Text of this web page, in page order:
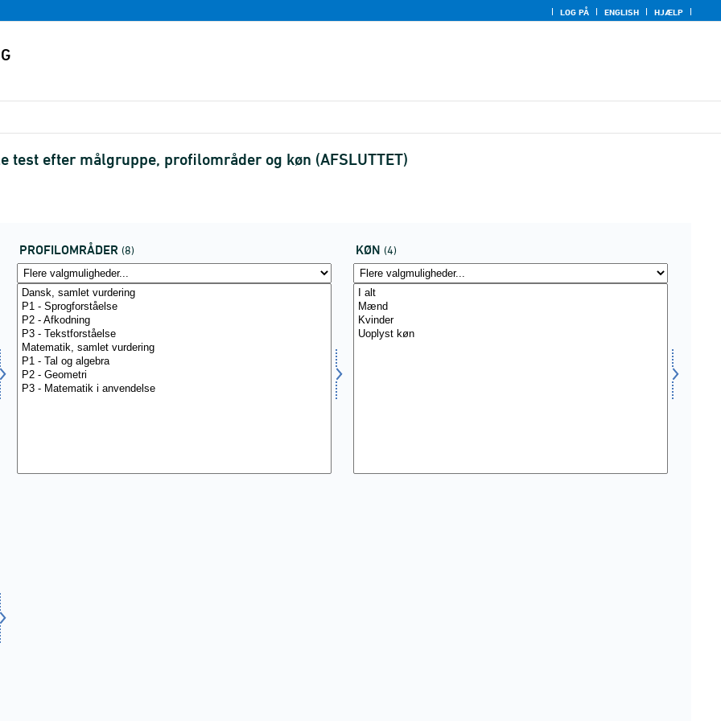
LOG PÅ ENGLISH HJÆLP
efter målgruppe, profilområder og køn (AFSLUTTET)
PROFILOMRÅDER (8) KØN (4)